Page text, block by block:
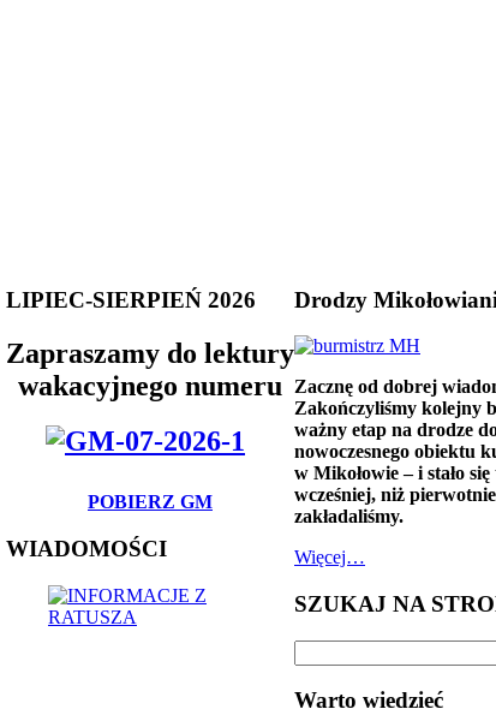
LIPIEC-SIERPIEŃ 2026
Zapraszamy do lektury
wakacyjnego numeru
POBIERZ GM
WIADOMOŚCI
Drodzy
Zacznę od dobrej
Zakończyliśmy kolejny
ważny etap na drodze
nowoczesnego obiektu
w Mikołowie – i stało się
wcześniej, niż pierwotnie
zakładaliśmy.
Więcej…
SZUKAJ NA
Warto wiedzieć